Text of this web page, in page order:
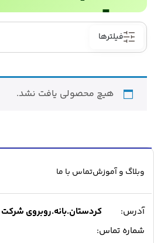
ترب‌پی
فیلترها
هیچ محصولی یافت نشد.
وبلاگ و آموزشتماس با ما
آدرس:
کردستان.بانه.روبروی شرکت
شماره تماس: